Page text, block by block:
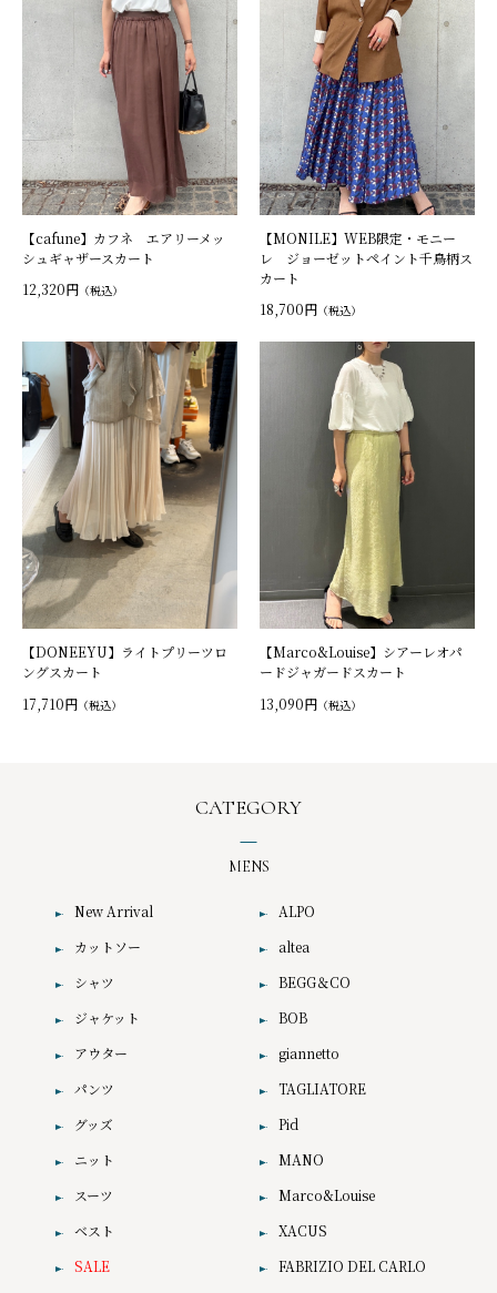
【cafune】カフネ エアリーメッ
シュギャザースカート
12,320円 （税込）
【MONILE】WEB限定・モニー
レ ジョーゼットペイント千鳥柄ス
カート
18,700円 （税込）
【DONEEYU】ライトプリーツロ
ングスカート
17,710円 （税込）
【Marco&Louise】シアーレオパ
ードジャガードスカート
13,090円 （税込）
CATEGORY
MENS
New Arrival
カットソー
シャツ
ジャケット
アウター
パンツ
グッズ
ニット
スーツ
ベスト
SALE
ALPO
altea
BEGG＆CO
BOB
giannetto
TAGLIATORE
Pid
MANO
Marco&Louise
XACUS
FABRIZIO DEL CARLO